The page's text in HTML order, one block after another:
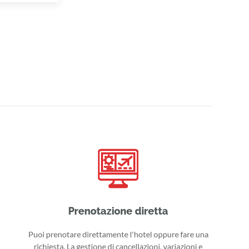
Prenotazione diretta
Puoi prenotare direttamente l'hotel oppure fare una
richiesta. La gestione di cancellazioni, variazioni e